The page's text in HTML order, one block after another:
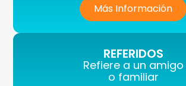
Más Información
REFERIDOS
Refiere a un amigo
o familiar